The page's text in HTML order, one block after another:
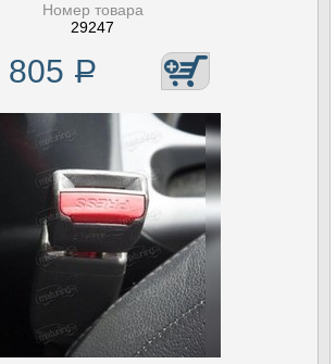
Номер товара
29247
805 Р